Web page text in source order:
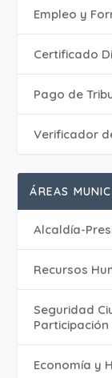
Empleo y
Certificado
Pago de
Verificador
ÁREAS
Alcaldía-
Recursos
Seguridad
Economía y